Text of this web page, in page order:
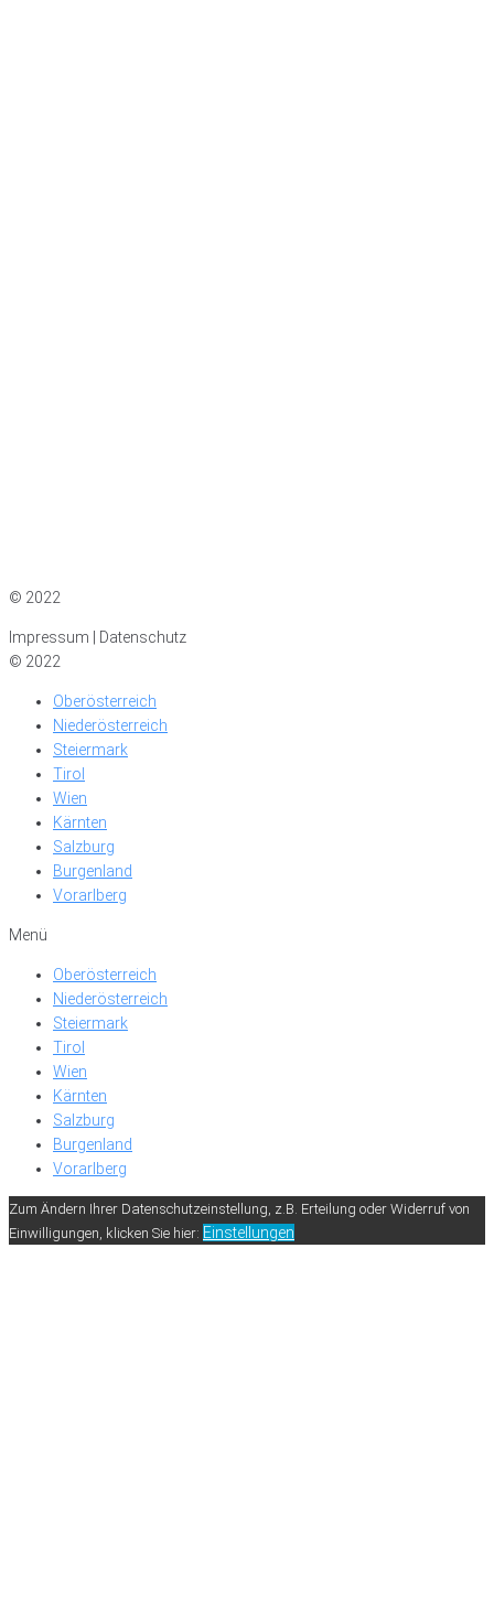
© 2022
Impressum | Datenschutz
© 2022
Oberösterreich
Niederösterreich
Steiermark
Tirol
Wien
Kärnten
Salzburg
Burgenland
Vorarlberg
Menü
Oberösterreich
Niederösterreich
Steiermark
Tirol
Wien
Kärnten
Salzburg
Burgenland
Vorarlberg
Zum Ändern Ihrer Datenschutzeinstellung, z.B. Erteilung oder Widerruf von
Einwilligungen, klicken Sie hier: Einstellungen